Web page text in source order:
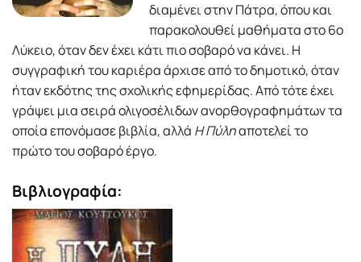
διαμένει στην Πάτρα, όπου και
παρακολουθεί μαθήματα στο 6ο
Λύκειο, όταν δεν έχει κάτι πιο σοβαρό να κάνει. Η
συγγραφική του καριέρα άρχισε από το δημοτικό, όταν
ήταν εκδότης της σχολικής εφημερίδας. Από τότε έχει
γράψει μια σειρά ολιγοσέλιδων ανορθογραφημάτων τα
οποία επονόμασε βιβλία, αλλά Η Πύληαποτελεί το
πρώτο του σοβαρό έργο.
Βιβλιογραφία: